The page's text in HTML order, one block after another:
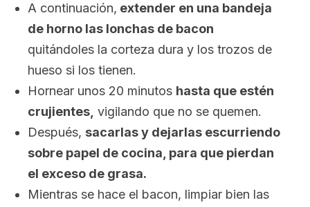
A continuación, extender en una bandeja
de horno las lonchas de bacon
quitándoles la corteza dura y los trozos de
hueso si los tienen.
Hornear unos 20 minutos hasta que estén
crujientes, vigilando que no se quemen.
Después, sacarlas y dejarlas escurriendo
sobre papel de cocina, para que pierdan
el exceso de grasa.
Mientras se hace el bacon, limpiar bien las